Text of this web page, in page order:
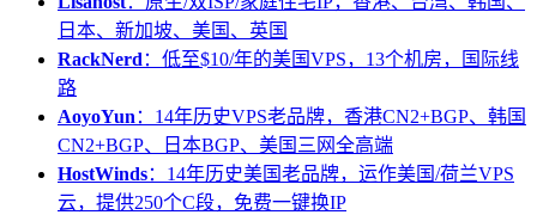
日本、新加坡、美国、英国
RackNerd：低至$10/年的美国VPS，13个机房，国际线
路
AoyoYun：14年历史VPS老品牌，香港CN2+BGP、韩国
CN2+BGP、日本BGP、美国三网全高端
HostWinds：14年历史美国老品牌，运作美国/荷兰VPS
云，提供250个C段，免费一键换IP